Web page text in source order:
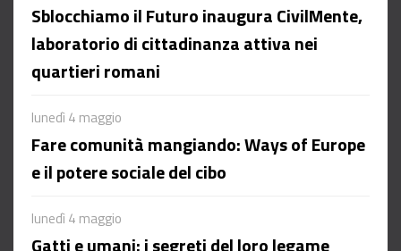
Sblocchiamo il Futuro inaugura CivilMente,
laboratorio di cittadinanza attiva nei
quartieri romani
lunedì 4 maggio
Fare comunità mangiando: Ways of Europe
e il potere sociale del cibo
lunedì 4 maggio
Gatti e umani: i segreti del loro legame